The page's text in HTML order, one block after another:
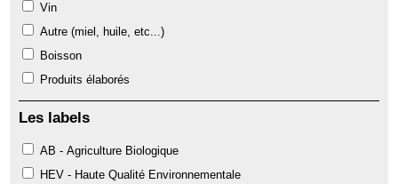
Vin
Autre (miel, huile, etc...)
Boisson
Produits élaborés
Les labels
AB - Agriculture Biologique
HEV - Haute Qualité Environnementale